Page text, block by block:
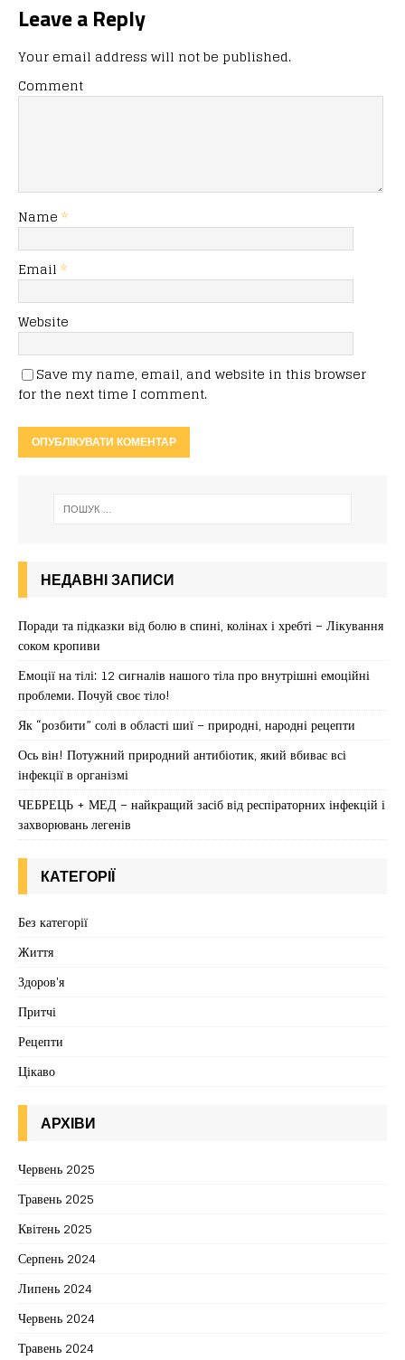
Leave a Reply
Your email address will not be published.
Comment
Name *
Email *
Website
Save my name, email, and website in this browser
for the next time I comment.
НЕДАВНІ ЗАПИСИ
Поради та підказки від болю в спині, колінах і хребті – Лікування
соком кропиви
Емоції на тілі: 12 сигналів нашого тіла про внутрішні емоційні
проблеми. Почуй своє тіло!
Як “розбити” солі в області шиї – природні, народні рецепти
Ось він! Потужний природний антибіотик, який вбиває всі
інфекції в організмі
ЧЕБРЕЦЬ + МЕД – найкращий засіб від респіраторних інфекцій і
захворювань легенів
КАТЕГОРІЇ
Без категорії
Життя
Здоров'я
Притчі
Рецепти
Цікаво
АРХІВИ
Червень 2025
Травень 2025
Квітень 2025
Серпень 2024
Липень 2024
Червень 2024
Травень 2024